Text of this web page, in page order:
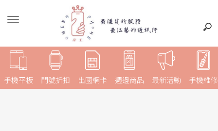
手機平板 門號折扣 週邊商品 最新活動 手機維修
出國網卡